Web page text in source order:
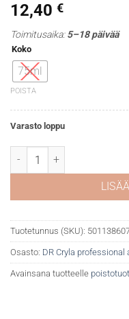
12,40 €
Toimitusaika:5–18 päivää
Koko
75ml
POISTA
Varasto loppu
DR Cryla akryyliväri 160
Tuotetunnus (SKU):
Osasto: DR Cryla professional
Avainsana tuotteelle